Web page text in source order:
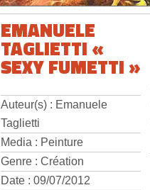
EMANUELE
TAGLIETTI «
SEXY FUMETTI »
Auteur(s) : Emanuele
Taglietti
Media : Peinture
Genre : Création
Date : 09/07/2012